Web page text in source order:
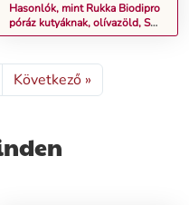
Hasonlók, mint Rukka Biodipro
póráz kutyáknak, olívazöld, S
méret, H 180cm, Sz 15mm
Következő »